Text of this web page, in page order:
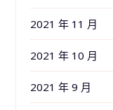
2021 年 11 月
2021 年 10 月
2021 年 9 月